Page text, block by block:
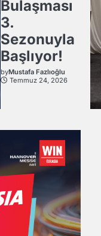
Bulaşması
3.
Sezonuyla
Başlıyor!
byMustafa Fazlıoğlu
Temmuz 24, 2026